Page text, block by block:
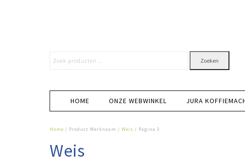
Zoeken
HOME ONZE WEBWINKEL JURA
Home / Product Merknaam / Weis / Pagina 3
Weis